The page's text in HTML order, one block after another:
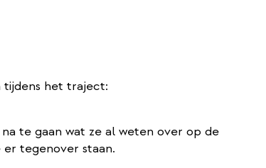
tijdens het traject:
te gaan wat ze al weten over op de
tegenover staan.